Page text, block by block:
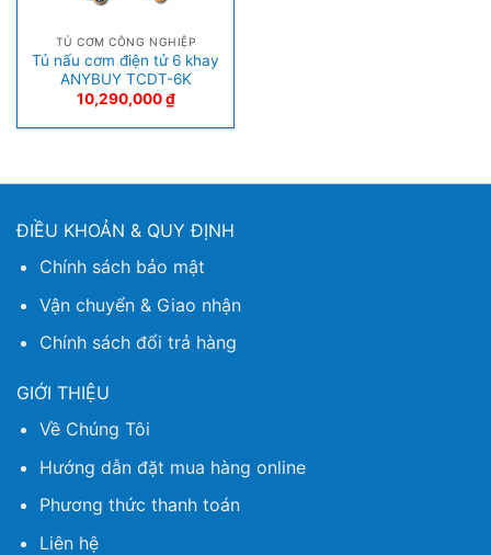
TỦ CƠM CÔNG NGHIỆP
Tủ nấu cơm điện tử 6 khay
ANYBUY TCDT-6K
10,290,000₫
ĐIỀU KHOẢN & QUY ĐỊNH
Chính sách bảo mật
Vận chuyển & Giao nhận
Chính sách đổi trả hàng
GIỚI THIỆU
Về Chúng Tôi
Hướng dẫn đặt mua hàng online
Phương thức thanh toán
Liên hệ